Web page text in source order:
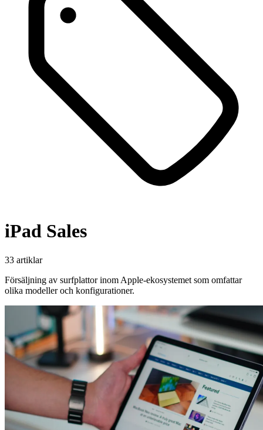
iPad Sales
33 artiklar
Försäljning av surfplattor inom Apple-ekosystemet som omfattar
olika modeller och konfigurationer.